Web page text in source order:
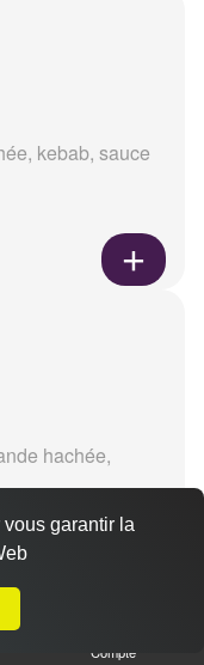
kebab, sauce
hachée,
Compte
garantir la